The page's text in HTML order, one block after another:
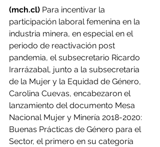
(mch.cl) Para incentivar la
participación laboral femenina en la
industria minera, en especial en el
periodo de reactivación post
pandemia, el subsecretario Ricardo
Irarrázabal, junto a la subsecretaria
de la Mujer y la Equidad de Género,
Carolina Cuevas, encabezaron el
lanzamiento del documento Mesa
Nacional Mujer y Minería 2018-2020:
Buenas Prácticas de Género para el
Sector, el primero en su categoría